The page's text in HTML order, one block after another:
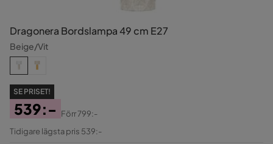
Dragonera Bordslampa 49 cm E27
Beige/Vit
SE PRISET!
Pris
539:-
Original
Förr799:-
Tidigare lägsta pris 539:-